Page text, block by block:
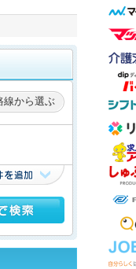
線から選ぶ